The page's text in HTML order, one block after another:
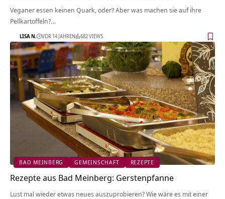
Veganer essen keinen Quark, oder? Aber was machen sie auf ihre
Pellkartoffeln?…
LISA N. VOR 14 JAHREN 682 VIEWS
BAD MEINBERG GEMEINSCHAFT REZEPTE
Rezepte aus Bad Meinberg: Gerstenpfanne
Lust mal wieder etwas neues auszuprobieren? Wie wäre es mit einer